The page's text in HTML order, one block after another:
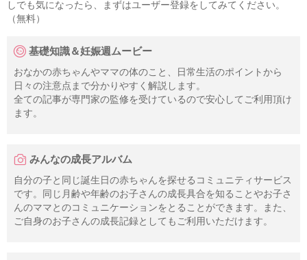
しでも気になったら、まずはユーザー登録をしてみてください。
（無料）
基礎知識＆妊娠週ムービー
おなかの赤ちゃんやママの体のこと、日常生活のポイントから
日々の注意点まで分かりやすく解説します。
全ての記事が専門家の監修を受けているので安心してご利用頂け
ます。
みんなの成長アルバム
自分の子と同じ誕生日の赤ちゃんを探せるコミュニティサービス
です。同じ月齢や年齢のお子さんの成長具合を知ることやお子さ
んのママとのコミュニケーションをとることができます。また、
ご自身のお子さんの成長記録としてもご利用いただけます。